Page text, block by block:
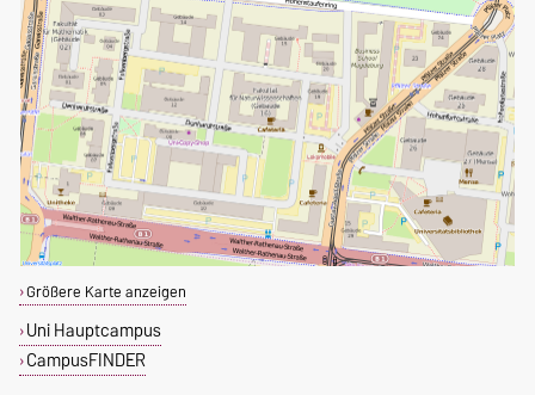
Größere Karte anzeigen
Uni Hauptcampus
CampusFINDER